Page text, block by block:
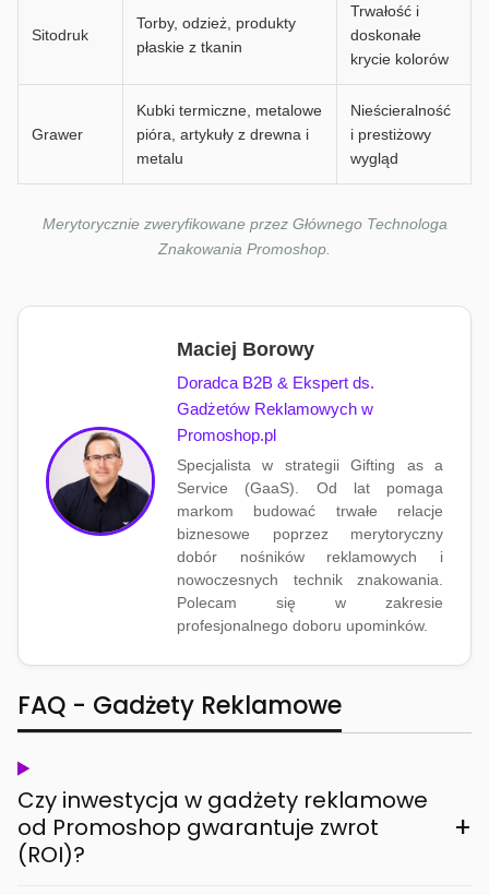
Sitodruk
Torby, odzież, produkty
płaskie z tkanin
Trwałość i
doskonałe
krycie kolorów
Grawer
Kubki termiczne, metalowe
pióra, artykuły z drewna i
metalu
Nieścieralność
i prestiżowy
wygląd
Merytorycznie zweryfikowane przez Głównego Technologa
Znakowania Promoshop.
Maciej Borowy
Doradca B2B & Ekspert ds.
Gadżetów Reklamowych w
Promoshop.pl
Specjalista w strategii Gifting as a
Service (GaaS). Od lat pomaga
markom budować trwałe relacje
biznesowe poprzez merytoryczny
dobór nośników reklamowych i
nowoczesnych technik znakowania.
Polecam się w zakresie
profesjonalnego doboru upominków.
FAQ - Gadżety Reklamowe
Czy inwestycja w gadżety reklamowe
od Promoshop gwarantuje zwrot
(ROI)?
+